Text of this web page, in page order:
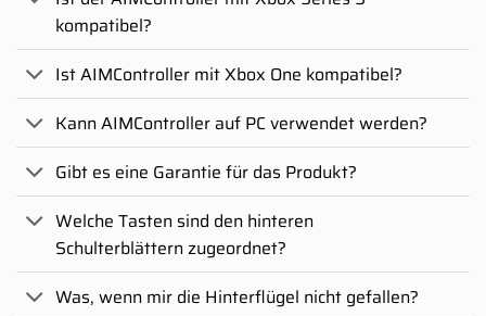
kompatibel?
Ist AIMController mit Xbox One kompatibel?
Kann AIMController auf PC verwendet werden?
Gibt es eine Garantie für das Produkt?
Welche Tasten sind den hinteren
Schulterblättern zugeordnet?
Was, wenn mir die Hinterflügel nicht gefallen?